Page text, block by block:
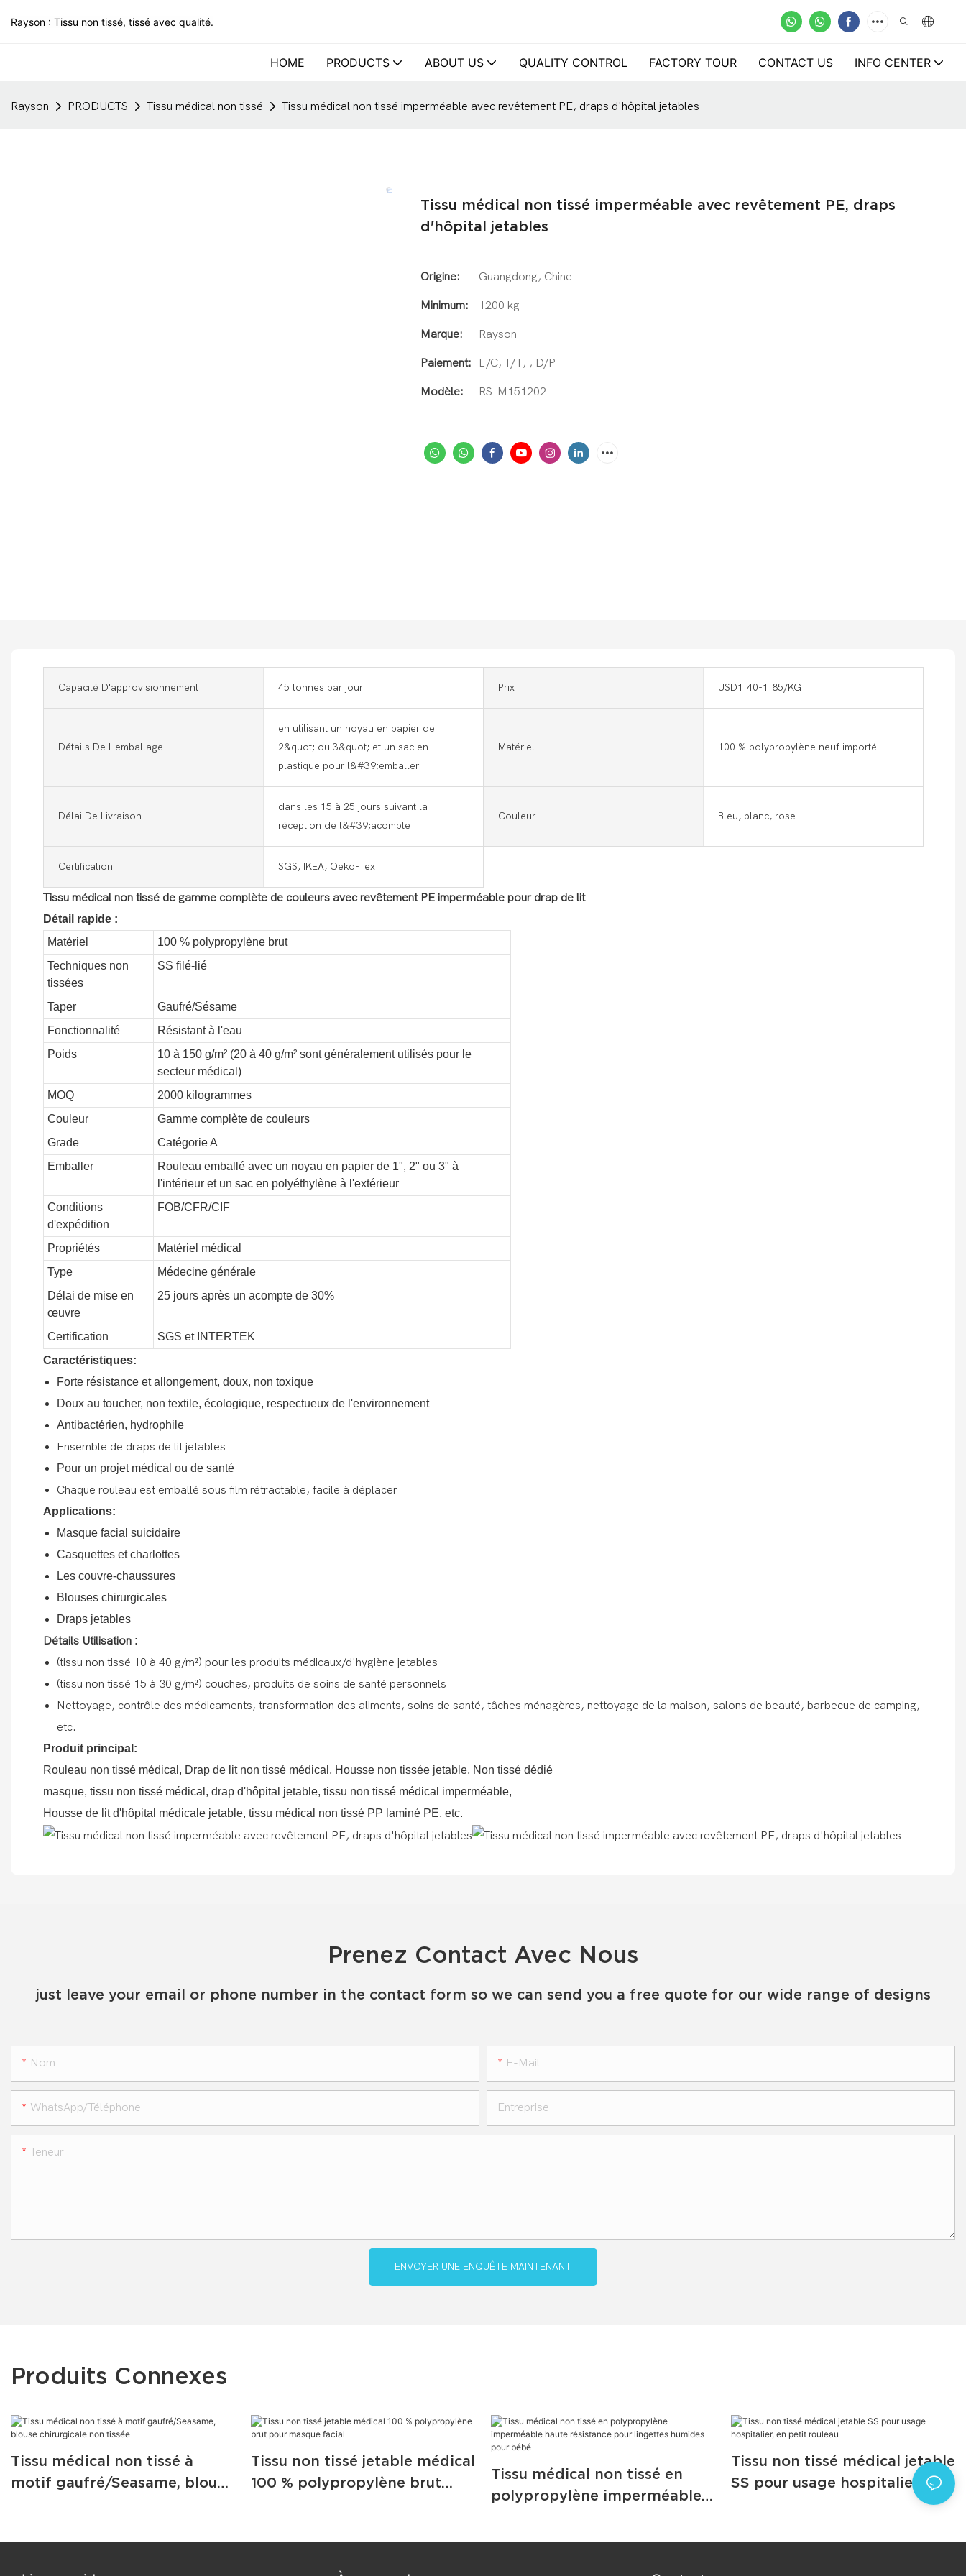
Rayson : Tissu non tissé, tissé avec qualité.
HOME PRODUCTS ABOUT US QUALITY CONTROL FACTORY TOUR CONTACT US INFO CENTER
Rayson PRODUCTS Tissu médical non tissé Tissu médical non tissé imperméable avec revêtement PE, draps d'hôpital jetables
Tissu médical non tissé imperméable avec revêtement PE, draps
d'hôpital jetables
Origine: Guangdong, Chine
Minimum: 1200 kg
Marque: Rayson
Paiement: L/C, T/T, , D/P
Modèle: RS-M151202
Capacité D'approvisionnement 45 tonnes par jour Prix USD1.40-1.85/KG
Détails De L'emballage
en utilisant un noyau en papier de
2&quot; ou 3&quot; et un sac en
plastique pour l&#39;emballer
Matériel 100 % polypropylène neuf importé
Délai De Livraison
dans les 15 à 25 jours suivant la
réception de l&#39;acompte
Couleur Bleu, blanc, rose
Certification SGS, IKEA, Oeko-Tex
Tissu médical non tissé de gamme complète de couleurs avec revêtement PE imperméable pour drap de lit
Détail rapide :
Matériel
100 % polypropylène brut
Techniques non
tissées
SS filé-lié
Taper
Gaufré/Sésame
Fonctionnalité
Résistant à l'eau
Poids
10 à 150 g/m² (20 à 40 g/m² sont généralement utilisés pour le
secteur médical)
MOQ
2000 kilogrammes
Couleur
Gamme complète de couleurs
Grade
Catégorie A
Emballer
Rouleau emballé avec un noyau en papier de 1", 2" ou 3" à
l'intérieur et un sac en polyéthylène à l'extérieur
Conditions
d'expédition
FOB/CFR/CIF
Propriétés
Matériel médical
Type
Médecine générale
Délai de mise en
œuvre
25 jours après un acompte de 30%
Certification
SGS et INTERTEK
Caractéristiques:
Forte résistance et allongement, doux, non toxique
Doux au toucher, non textile, écologique, respectueux de l'environnement
Antibactérien, hydrophile
Ensemble de draps de lit jetables
Pour un projet médical ou de santé
Chaque rouleau est emballé sous film rétractable, facile à déplacer
Applications:
Masque facial suicidaire
Casquettes et charlottes
Les couvre-chaussures
Blouses chirurgicales
Draps jetables
Détails Utilisation :
(tissu non tissé 10 à 40 g/m²) pour les produits médicaux/d'hygiène jetables
(tissu non tissé 15 à 30 g/m²) couches, produits de soins de santé personnels
Nettoyage, contrôle des médicaments, transformation des aliments, soins de santé, tâches ménagères, nettoyage de la maison, salons de beauté, barbecue de camping,
etc.
Produit principal:
Rouleau non tissé médical, Drap de lit non tissé médical, Housse non tissée jetable, Non tissé dédié
masque, tissu non tissé médical, drap d'hôpital jetable, tissu non tissé médical imperméable,
Housse de lit d'hôpital médicale jetable, tissu médical non tissé PP laminé PE, etc.
Prenez Contact Avec Nous
just leave your email or phone number in the contact form so we can send you a free quote for our wide range of designs
Nom E-Mail
WhatsApp/téléphone Entreprise
Teneur
ENVOYER UNE ENQUÊTE MAINTENANT
Produits Connexes
Tissu médical non tissé à
motif gaufré/Seasame, blouse
Tissu non tissé jetable médical
100 % polypropylène brut
Tissu médical non tissé en
polypropylène imperméable
lingettes humides pour bébé
Tissu non tissé médical jetable
SS pour usage hospitalier, en